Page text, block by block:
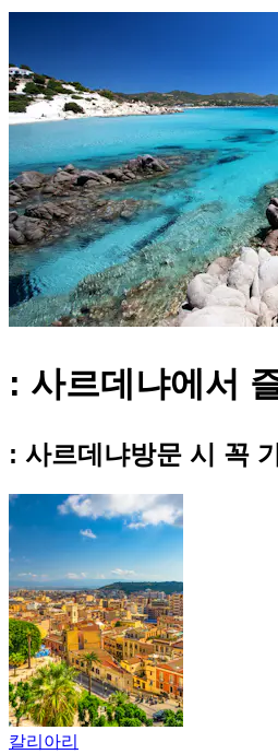
: 사르데냐에서
: 사르데냐방문 시 꼭
칼리아리